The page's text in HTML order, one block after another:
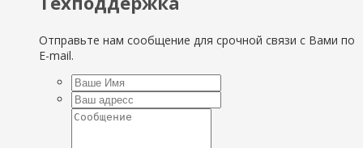
Отправьте нам сообщение для срочной связи с Вами по
E-mail.